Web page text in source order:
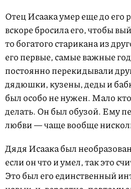
Отец Исаака умер еще до его
вскоре бросила его, чтобы
то богатого старикана из
его первые, самые важные
постоянно перекидывали
дядюшки, кузены, деды и
был особо не нужен. Мало
делать. Он был обузой. Ему
любви — чаще вообще
Дядя Исаака был
если он что и умел, так это
Это был его единственный